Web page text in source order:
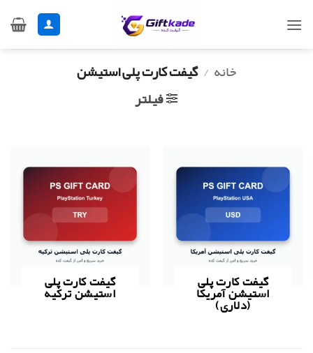
خانه / گیفت کارت پلی استیشن
فیلتر
گیفت کارت پلی
استیشن آمریکا
(دلاری)
گیفت کارت پلی
استیشن ترکیه